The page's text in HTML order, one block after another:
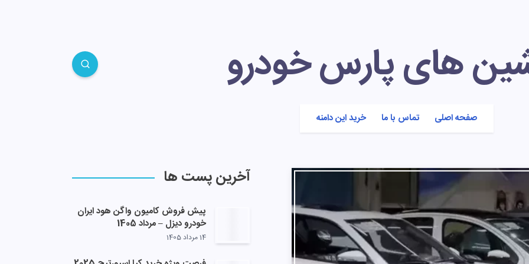
های پارس خودرو
صفحه اصلی تماس با ما خرید این دامنه
آخرین پست ها
پیش فروش کامیون واگن هود ایران
خودرو دیزل – مرداد 1405
14 مرداد 1405